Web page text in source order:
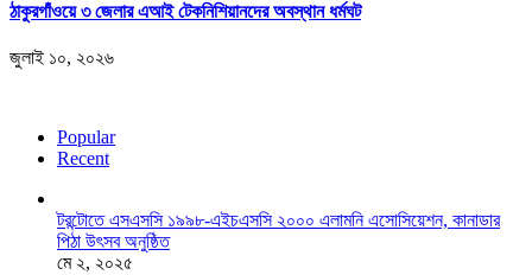
ঠাকুরগাঁওয়ে ৩ জেলার এআই টেকনিশিয়ানদের অবস্থান ধর্মঘট
জুলাই ১০, ২০২৬
Popular
Recent
টরন্টোতে এসএসসি ১৯৯৮-এইচএসসি ২০০০ এলামনি এসোসিয়েশন, কানাডার
পিঠা উৎসব অনুষ্ঠিত
মে ২, ২০২৫